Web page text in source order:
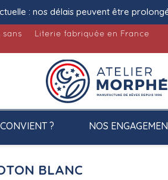
: nos délais peuvent être
sans
Literie fabriquée en France
? NOS
BLANC